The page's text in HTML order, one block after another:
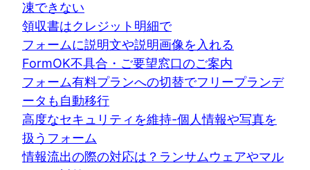
凍できない
領収書はクレジット明細で
フォームに説明文や説明画像を入れる
FormOK不具合・ご要望窓口のご案内
フォーム有料プランへの切替でフリープランデ
ータも自動移行
高度なセキュリティを維持-個人情報や写真を
扱うフォーム
情報流出の際の対応は？ランサムウェアやマル